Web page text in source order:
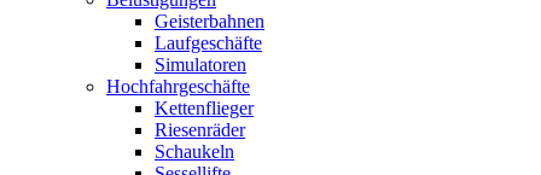
Geisterbahnen
Laufgeschäfte
Simulatoren
Hochfahrgeschäfte
Kettenflieger
Riesenräder
Schaukeln